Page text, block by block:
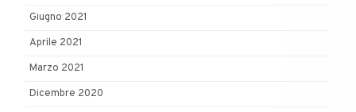
Giugno 2021
Aprile 2021
Marzo 2021
Dicembre 2020